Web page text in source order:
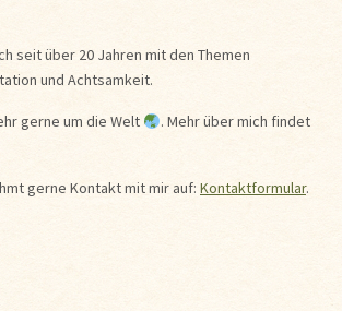
seit über 20 Jahren mit den Themen
und Achtsamkeit.
gerne um die Welt
. Mehr über mich findet
gerne Kontakt mit mir auf: Kontaktformular.